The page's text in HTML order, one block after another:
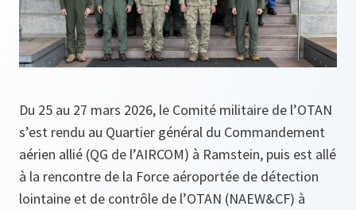
Du 25 au 27 mars 2026, le Comité militaire de l’OTAN
s’est rendu au Quartier général du Commandement
aérien allié (QG de l’AIRCOM) à Ramstein, puis est allé
à la rencontre de la Force aéroportée de détection
lointaine et de contrôle de l’OTAN (NAEW&CF) à